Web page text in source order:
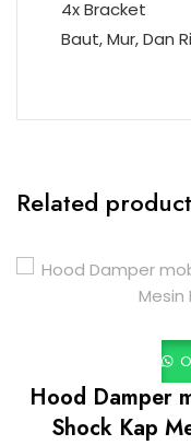
4x Bracket
Baut, Mur, Dan
Related
Hood Damper
Shock Kap